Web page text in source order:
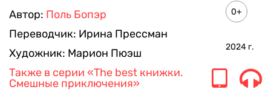
Автор: Поль Бопэр
Переводчик: Ирина Прессман
Художник: Марион Пюэш
0+
2024 г.
Также в серии «The best книжки.
Смешные приключения»